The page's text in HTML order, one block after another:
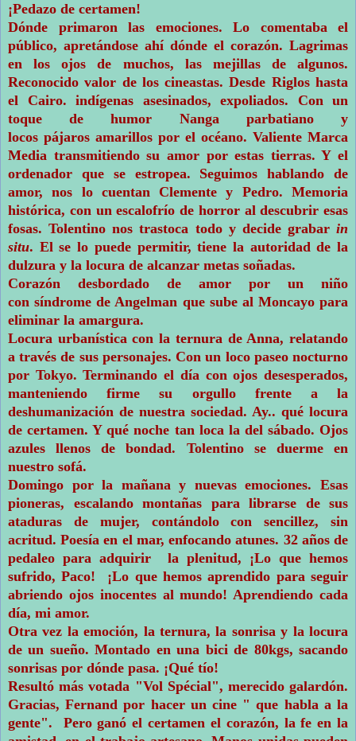
¡Pedazo de certamen!
Dónde primaron las emociones. Lo comentaba el
público, apretándose ahí dónde el corazón. Lagrimas
en los ojos de muchos, las mejillas de algunos.
Reconocido valor de los cineastas. Desde Riglos hasta
el Cairo. indígenas asesinados, expoliados. Con un
toque de humor Nanga parbatiano y
locos pájaros amarillos por el océano. Valiente Marca
Media transmitiendo su amor por estas tierras. Y el
ordenador que se estropea. Seguimos hablando de
amor, nos lo cuentan Clemente y Pedro. Memoria
histórica, con un escalofrío de horror al descubrir esas
fosas. Tolentino nos trastoca todo y decide grabarin
situ. El se lo puede permitir, tiene la autoridad de la
dulzura y la locura de alcanzar metas soñadas.
Corazón desbordado de amor por un niño
con síndrome de Angelman que sube al Moncayo para
eliminar la amargura.
Locura urbanística con la ternura de Anna, relatando
a través de sus personajes. Con un loco paseo nocturno
por Tokyo. Terminando el día con ojos desesperados,
manteniendo firme su orgullo frente a la
deshumanización de nuestra sociedad. Ay.. qué locura
de certamen. Y qué noche tan loca la del sábado. Ojos
azules llenos de bondad. Tolentino se duerme en
nuestro sofá.
Domingo por la mañana y nuevas emociones. Esas
pioneras, escalando montañas para librarse de sus
ataduras de mujer, contándolo con sencillez, sin
acritud. Poesía en el mar, enfocando atunes. 32 años de
pedaleo para adquirir la plenitud, ¡Lo que hemos
sufrido, Paco! ¡Lo que hemos aprendido para seguir
abriendo ojos inocentes al mundo! Aprendiendo cada
día, mi amor.
Otra vez la emoción, la ternura, la sonrisa y la locura
de un sueño. Montado en una bici de 80kgs, sacando
sonrisas por dónde pasa. ¡Qué tío!
Resultó más votada "Vol Spécial", merecido galardón.
Gracias, Fernand por hacer un cine " que habla a la
gente". Pero ganó el certamen el corazón, la fe en la